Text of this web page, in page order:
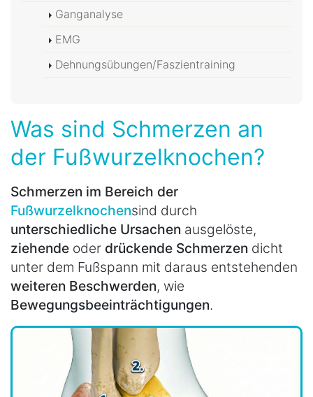
Ganganalyse
EMG
Dehnungsübungen/Faszientraining
Was sind Schmerzen an
der Fußwurzelknochen?
Schmerzen im Bereich der
Fußwurzelknochensind durch
unterschiedliche Ursachen ausgelöste,
ziehende oder drückende Schmerzen dicht
unter dem Fußspann mit daraus entstehenden
weiteren Beschwerden, wie
Bewegungsbeeinträchtigungen.